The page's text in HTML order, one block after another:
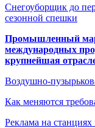
Снегоуборщик до
сезонной спешки
Промышленный
международных
крупнейшая
Воздушно-
Как меняются
Реклама на